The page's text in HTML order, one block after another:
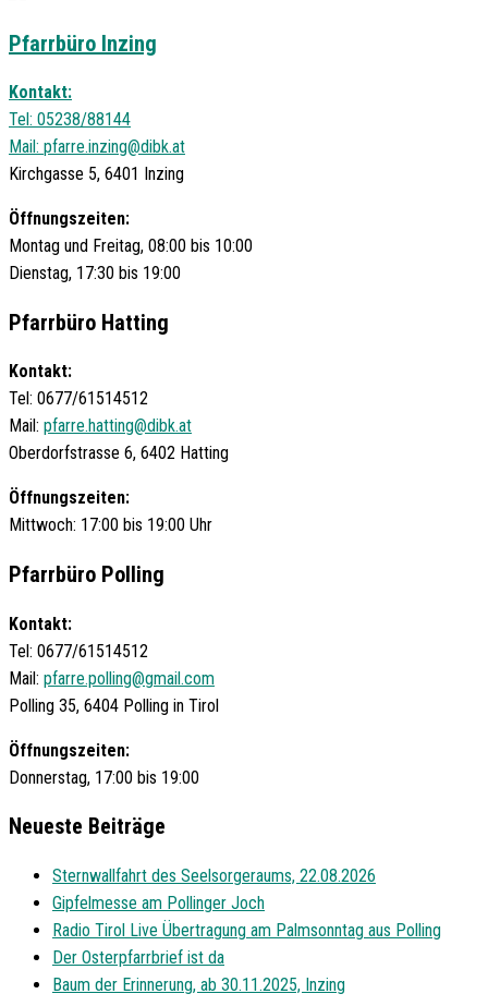
Pfarrbüro Inzing
Kontakt:
Tel: 05238/88144
Mail: pfarre.inzing@dibk.at
Kirchgasse 5, 6401 Inzing
Öffnungszeiten:
Montag und Freitag, 08:00 bis 10:00
Dienstag, 17:30 bis 19:00
Pfarrbüro Hatting
Kontakt:
Tel: 0677/61514512
Mail: pfarre.hatting@dibk.at
Oberdorfstrasse 6, 6402 Hatting
Öffnungszeiten:
Mittwoch: 17:00 bis 19:00 Uhr
Pfarrbüro Polling
Kontakt:
Tel: 0677/61514512
Mail: pfarre.polling@gmail.com
Polling 35, 6404 Polling in Tirol
Öffnungszeiten:
Donnerstag, 17:00 bis 19:00
Neueste Beiträge
Sternwallfahrt des Seelsorgeraums, 22.08.2026
Gipfelmesse am Pollinger Joch
Radio Tirol Live Übertragung am Palmsonntag aus Polling
Der Osterpfarrbrief ist da
Baum der Erinnerung, ab 30.11.2025, Inzing